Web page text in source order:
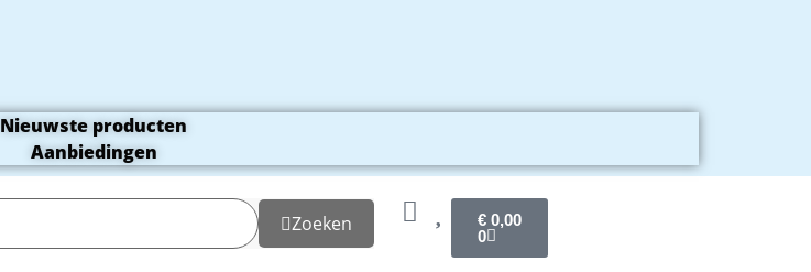
Nieuwste producten
Aanbiedingen
Zoeken € 0,00
0